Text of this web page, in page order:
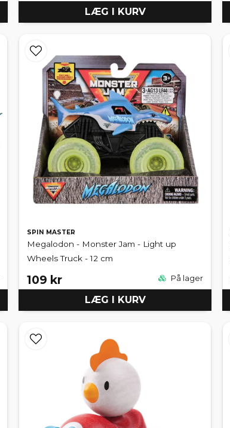
LÆG I KURV
SPIN MASTER
Megalodon - Monster Jam - Light up
Wheels Truck - 12 cm
109 kr På lager
LÆG I KURV